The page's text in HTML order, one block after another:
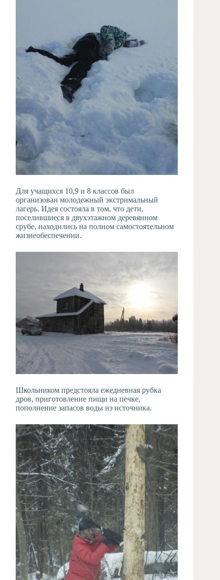
Для учащихся 10,9 и 8 классов был
организован молодежный экстримальный
лагерь. Идея состояла в том, что дети,
поселившиеся в двухэтажном деревянном
срубе, находились на полном самостоятельном
жизнеобеспечении.
Школьником предстояла ежедневная рубка
дров, приготовление пищи на печке,
пополнение запасов воды из источника.